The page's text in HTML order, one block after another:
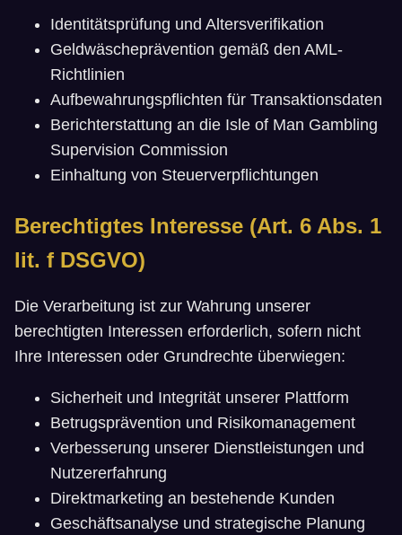
Identitätsprüfung und Altersverifikation
Geldwäscheprävention gemäß den AML-
Richtlinien
Aufbewahrungspflichten für Transaktionsdaten
Berichterstattung an die Isle of Man Gambling
Supervision Commission
Einhaltung von Steuerverpflichtungen
Berechtigtes Interesse (Art. 6 Abs. 1
lit. f DSGVO)
Die Verarbeitung ist zur Wahrung unserer
berechtigten Interessen erforderlich, sofern nicht
Ihre Interessen oder Grundrechte überwiegen:
Sicherheit und Integrität unserer Plattform
Betrugsprävention und Risikomanagement
Verbesserung unserer Dienstleistungen und
Nutzererfahrung
Direktmarketing an bestehende Kunden
Geschäftsanalyse und strategische Planung